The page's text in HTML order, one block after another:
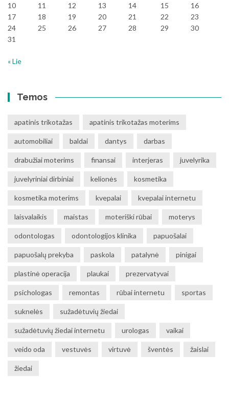
10
11 12 13 14 15
16
17
18 19 20 21 22
23
24
25 26 27 28 29
30
31
« Lie
Temos
apatinis trikotažas apatinis trikotažas moterims
automobiliai baldai dantys darbas
drabužiai moterims finansai interjeras juvelyrika
juvelyriniai dirbiniai kelionės kosmetika
kosmetika moterims kvepalai kvepalai internetu
laisvalaikis maistas moteriški rūbai moterys
odontologas odontologijos klinika papuošalai
papuošalų prekyba paskola patalynė pinigai
plastinė operacija plaukai prezervatyvai
psichologas remontas rūbai internetu sportas
suknelės sužadėtuvių žiedai
sužadėtuvių žiedai internetu urologas vaikai
veido oda vestuvės virtuvė šventės žaislai
žiedai